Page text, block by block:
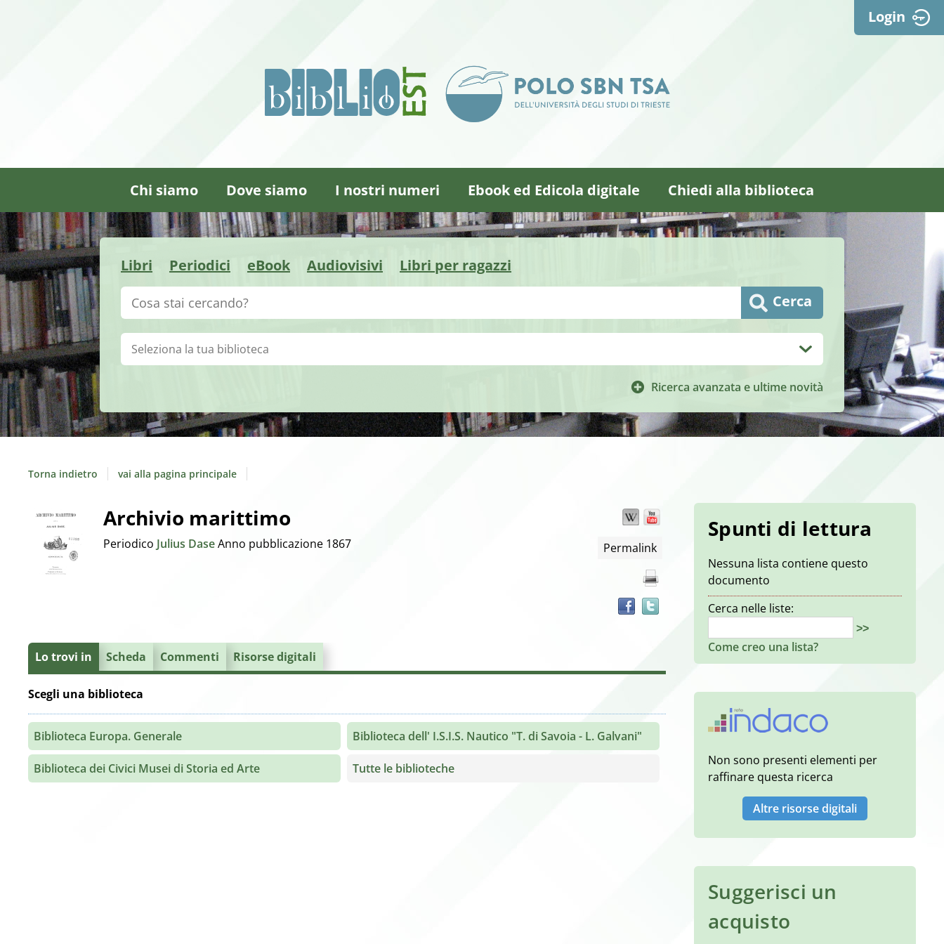
Login
Chi siamo Dove siamo I nostri numeri Ebook ed Edicola digitale Chiedi alla biblioteca
Libri Periodici eBook Audiovisivi Libri per ragazzi
Cerca su "Catalogo" Cerca
Ricerca avanzata e ultime novità
Biblioteca:
Torna indietro vai alla pagina principale
Dettaglio
del
Wikipedia
Permalink
Archivio marittimo
Periodico Julius DaseAnno pubblicazione 1867
Lo trovi in Scheda Commenti Risorse digitali
Scegli una biblioteca
Biblioteca Europa. Generale Biblioteca dell' I.S.I.S. Nautico "T. di Savoia - L. Galvani"
Biblioteca dei Civici Musei di Storia ed Arte Tutte le biblioteche
Spunti di lettura
Nessuna lista contiene questo
documento
Cerca nelle liste:
>>
Come creo una lista?
Non sono presenti elementi per
raffinare questa ricerca
Altre risorse digitali
Suggerisci un
acquisto